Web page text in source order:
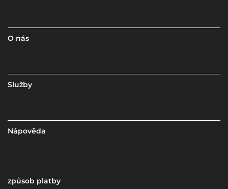
O nás
Služby
Nápověda
způsob platby